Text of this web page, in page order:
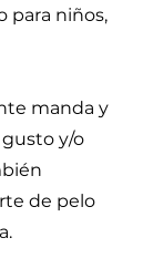
para niños,
manda y
y/o
de pelo